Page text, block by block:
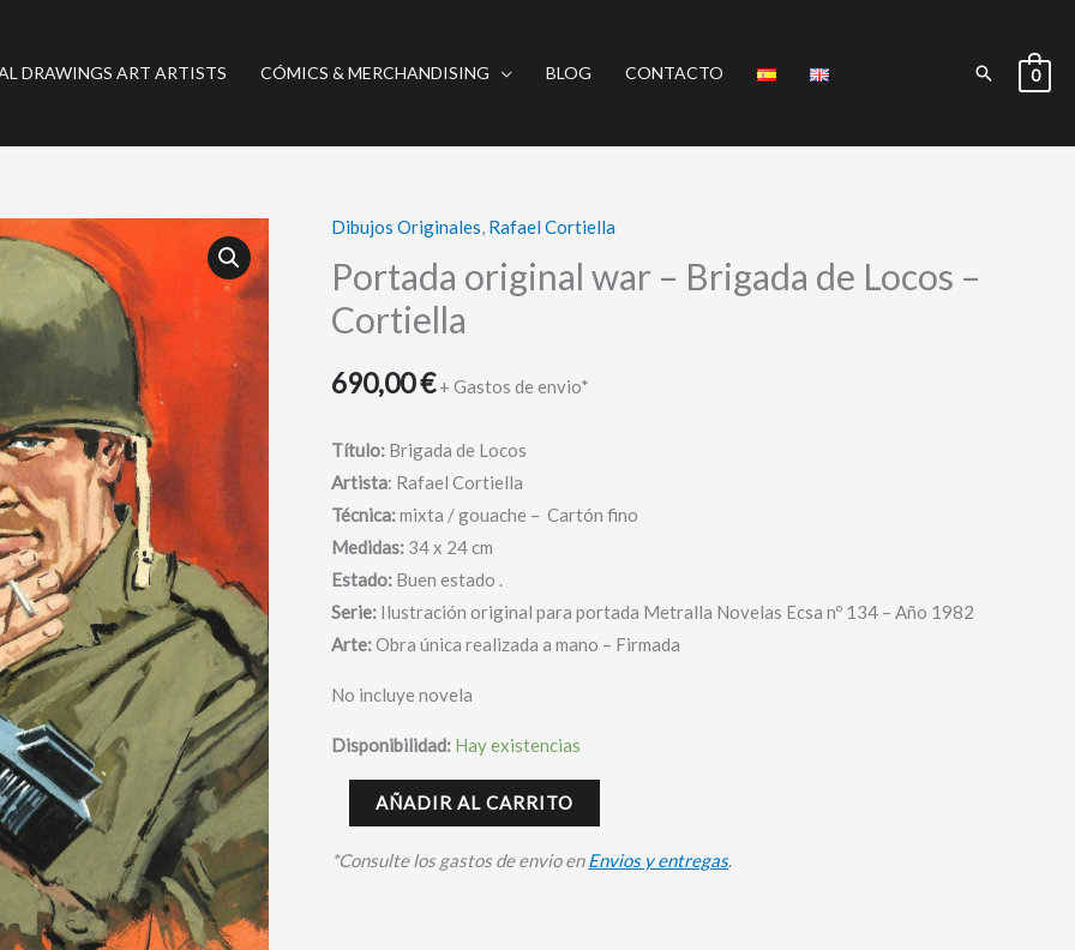
DRAWINGS ART ARTISTS CÓMICS & MERCHANDISING BLOG CONTACTO Buscar
0
Dibujos Originales, Rafael Cortiella
Portada original war – Brigada de Locos –
Cortiella
690,00€ + Gastos de envio*
Título: Brigada de Locos
Artista: Rafael Cortiella
Técnica:mixta /gouache – Cartón fino
Medidas: 34 x 24 cm
Estado: Buen estado .
Serie: Ilustración original para portada Metralla Novelas Ecsa nº 134 – Año 1982
Arte:Obra única realizada a mano – Firmada
No incluye novela
Disponibilidad: Hay existencias
Portada
original
war
-
de
Cortiella
cantidad
AÑADIR AL CARRITO
*Consulte los gastos de envio enEnvios y entregas.